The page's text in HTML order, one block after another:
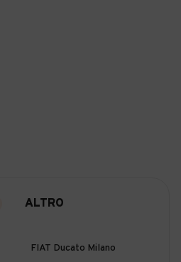
ALTRO
FIAT Ducato Milano